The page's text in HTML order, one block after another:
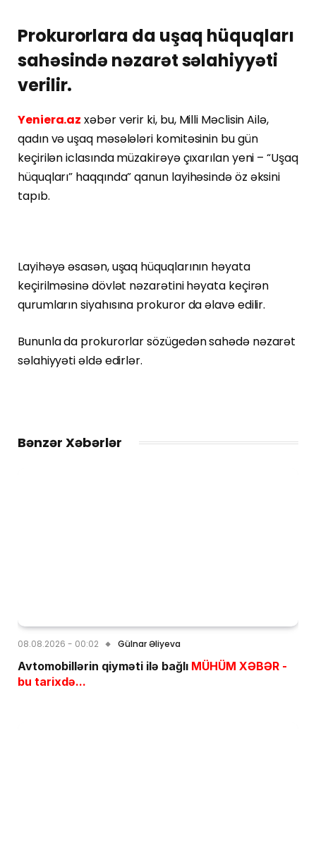
Prokurorlara da uşaq hüquqları
sahəsində nəzarət səlahiyyəti
verilir.
Yeniera.az xəbər verir ki, bu, Milli Məclisin Ailə,
qadın və uşaq məsələləri komitəsinin bu gün
keçirilən iclasında müzakirəyə çıxarılan yeni – “Uşaq
hüquqları” haqqında” qanun layihəsində öz əksini
tapıb.
Layihəyə əsasən, uşaq hüquqlarının həyata
keçirilməsinə dövlət nəzarətini həyata keçirən
qurumların siyahısına prokuror da əlavə edilir.
Bununla da prokurorlar sözügedən sahədə nəzarət
səlahiyyəti əldə edirlər.
Bənzər Xəbərlər
08.08.2026 - 00:02 Gülnar Əliyeva
Avtomobillərin qiyməti ilə bağlı MÜHÜM XƏBƏR -
bu tarixdə...